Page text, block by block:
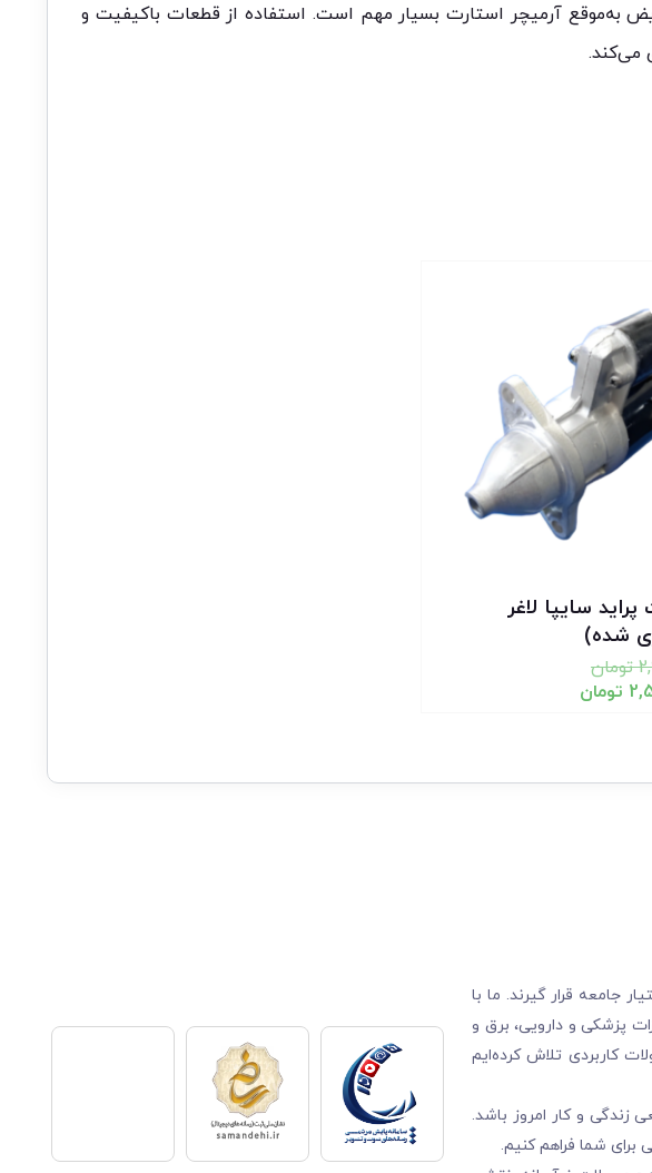
به‌موقع آرمیچر استارت بسیار مهم است. استفاده از قطعات باکیفیت و
می‌کند.
سایپا لاغر
شده)
تومان
تومان
جامعه قرار گیرند. ما با
پزشکی و دارویی، برق و
کاربردی تلاش کرده‌ایم
زندگی و کار امروز باشد.
شما فراهم کنیم.